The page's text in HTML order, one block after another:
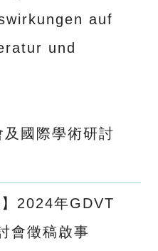
auf
und
國際學術研討
2024年GDVT
會徵稿啟事